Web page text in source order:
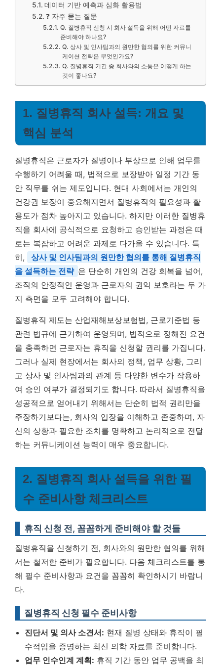
데이터 기반 예측과 심화 활용법
❓ 자주 묻는 질문
Q. 질병휴직 신청 시 회사 설득을 위해 어떤 자료를
준비해야 하나요?
Q. 상사 및 인사팀과의 원만한 협의를 위한 커뮤니
케이션 전략은 무엇인가요?
Q. 질병휴직 기간 중 회사와의 소통은 어떻게 하는
것이 좋나요?
1. 질병휴직 회사 설득: 개요 및
핵심 분석
질병휴직은 근로자가 질병이나 부상으로 인해 업무를
수행하기 어려울 때, 법적으로 보장받아 일정 기간 동
안 직무를 쉬는 제도입니다. 현대 사회에서는 개인의
건강권 보장이 중요해지면서 질병휴직의 필요성과 활
용도가 점차 높아지고 있습니다. 하지만 이러한 질병휴
직을 회사에 공식적으로 요청하고 승인받는 과정은 때
로는 복잡하고 어려운 과제로 다가올 수 있습니다. 특
히,
상사 및 인사팀과의 원만한 협의를 통해 질병휴직
을 설득하는 전략 은 단순히 개인의 건강 회복을 넘어,
조직의 안정적인 운영과 근로자의 권익 보호라는 두 가
지 측면을 모두 고려해야 합니다.
질병휴직 제도는 산업재해보상보험법, 근로기준법 등
관련 법규에 근거하여 운영되며, 법적으로 정해진 요건
을 충족하면 근로자는 휴직을 신청할 권리를 가집니다.
그러나 실제 현장에서는 회사의 정책, 업무 상황, 그리
고 상사 및 인사팀과의 관계 등 다양한 변수가 작용하
여 승인 여부가 결정되기도 합니다. 따라서 질병휴직을
성공적으로 얻어내기 위해서는 단순히 법적 권리만을
주장하기보다는, 회사의 입장을 이해하고 존중하며, 자
신의 상황과 필요한 조치를 명확하고 논리적으로 전달
하는 커뮤니케이션 능력이 매우 중요합니다.
2. 질병휴직 회사 설득을 위한 필
수 준비사항 체크리스트
휴직 신청 전, 꼼꼼하게 준비해야 할 것들
질병휴직을 신청하기 전, 회사와의 원만한 협의를 위해
서는 철저한 준비가 필요합니다. 다음 체크리스트를 통
해 필수 준비사항과 요건을 꼼꼼히 확인하시기 바랍니
다.
질병휴직 신청 필수 준비사항
진단서 및 의사 소견서: 현재 질병 상태와 휴직이 필
수적임을 증명하는 최신 의학 자료를 준비합니다.
업무 인수인계 계획: 휴직 기간 동안 업무 공백을 최